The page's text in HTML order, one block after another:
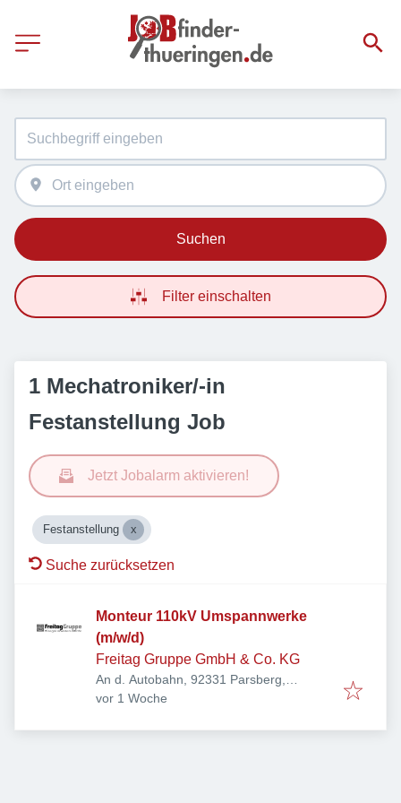
Suchen
Filter einschalten
1 Mechatroniker/-in
Festanstellung Job
Jetzt Jobalarm aktivieren!
Festanstellung
Suche zurücksetzen
Monteur 110kV Umspannwerke
(m/w/d)
Freitag Gruppe GmbH & Co. KG
An d. Autobahn, 92331 Parsberg,
Deutschland
Veröffentlicht
vor 1 Woche